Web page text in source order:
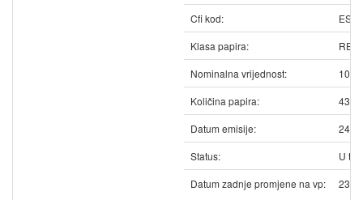
Cfi kod:
Klasa papira:
Nominalna vrijednost:
Količina papira:
Datum emisije:
Status:
U
Datum zadnje promjene na vp: